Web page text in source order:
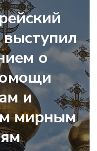
о
и
мирным